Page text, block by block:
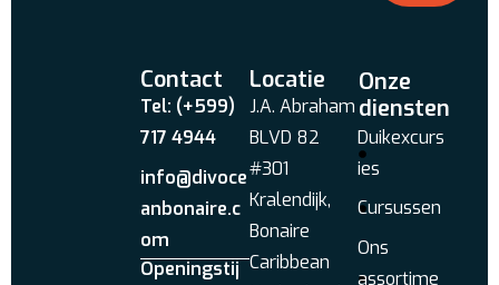
Contact
Tel: (+599)
717 4944
info@divoce
anbonaire.c
om
Openingstij
Locatie
J.A. Abraham
BLVD 82
#301
Kralendijk,
Bonaire
Caribbean
Onze
diensten
Duikexcurs
ies
Cursussen
Ons
assortime